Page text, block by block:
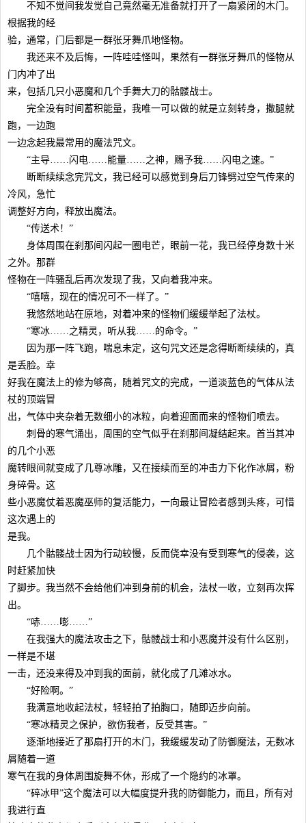
不知不觉间我发觉自己竟然毫无准备就打开了一扇紧闭的木门。
根据我的经
验，通常，门后都是一群张牙舞爪地怪物。
我还来不及后悔，一阵哇哇怪叫，果然有一群张牙舞爪的怪物从
门内冲了出
来，包括几只小恶魔和几个手舞大刀的骷髅战士。
完全没有时间蓄积能量，我唯一可以做的就是立刻转身，撒腿就
跑，一边跑
一边念起我最常用的魔法咒文。
“主导……闪电……能量……之神，赐予我……闪电之速。”
断断续续念完咒文，我已经可以感觉到身后刀锋劈过空气传来的
冷风，急忙
调整好方向，释放出魔法。
“传送术！”
身体周围在刹那间闪起一圈电芒，眼前一花，我已经停身数十米
之外。那群
怪物在一阵骚乱后再次发现了我，又向着我冲来。
“嘻嘻，现在的情况可不一样了。”
我悠然地站在原地，对着冲来的怪物们缓缓举起了法杖。
“寒冰……之精灵，听从我……的命令。”
因为那一阵飞跑，喘息未定，这句咒文还是念得断断续续的，真
是丢脸。幸
好我在魔法上的修为够高，随着咒文的完成，一道淡蓝色的气体从法
杖的顶端冒
出，气体中夹杂着无数细小的冰粒，向着迎面而来的怪物们喷去。
刺骨的寒气涌出，周围的空气似乎在刹那间凝结起来。首当其冲
的几个小恶
魔转眼间就变成了几尊冰雕，又在接续而至的冲击力下化作冰屑，粉
身碎骨。这
些小恶魔仗着恶魔巫师的复活能力，一向最让冒险者感到头疼，可惜
这次遇上的
是我。
几个骷髅战士因为行动较慢，反而侥幸没有受到寒气的侵袭，这
时赶紧加快
了脚步。我当然不会给他们冲到身前的机会，法杖一收，立刻再次挥
出。
“哧……嘭……”
在我强大的魔法攻击之下，骷髅战士和小恶魔并没有什么区别，
一样是不堪
一击，还没来得及冲到我的面前，就化成了几滩冰水。
“好险啊。”
我满意地收起法杖，轻轻拍了拍胸口，随即迈步向前。
“寒冰精灵之保护，欲伤我者，反受其害。”
逐渐地接近了那扇打开的木门，我缓缓发动了防御魔法，无数冰
屑随着一道
寒气在我的身体周围旋舞不休，形成了一个隐约的冰罩。
“碎冰甲”这个魔法可以大幅度提升我的防御能力，而且，所有对
我进行直